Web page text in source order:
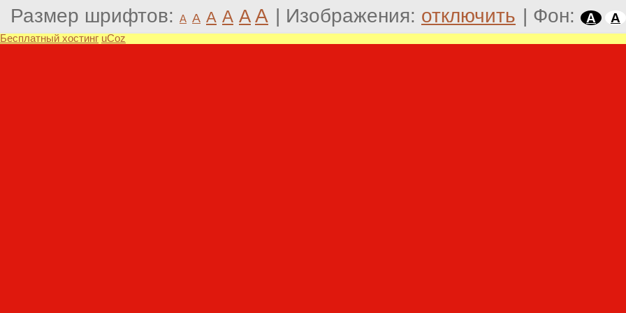
Размер шрифтов: A A A A A A | Изображения: отключить | Фон: A A
Бесплатный хостинг uCoz